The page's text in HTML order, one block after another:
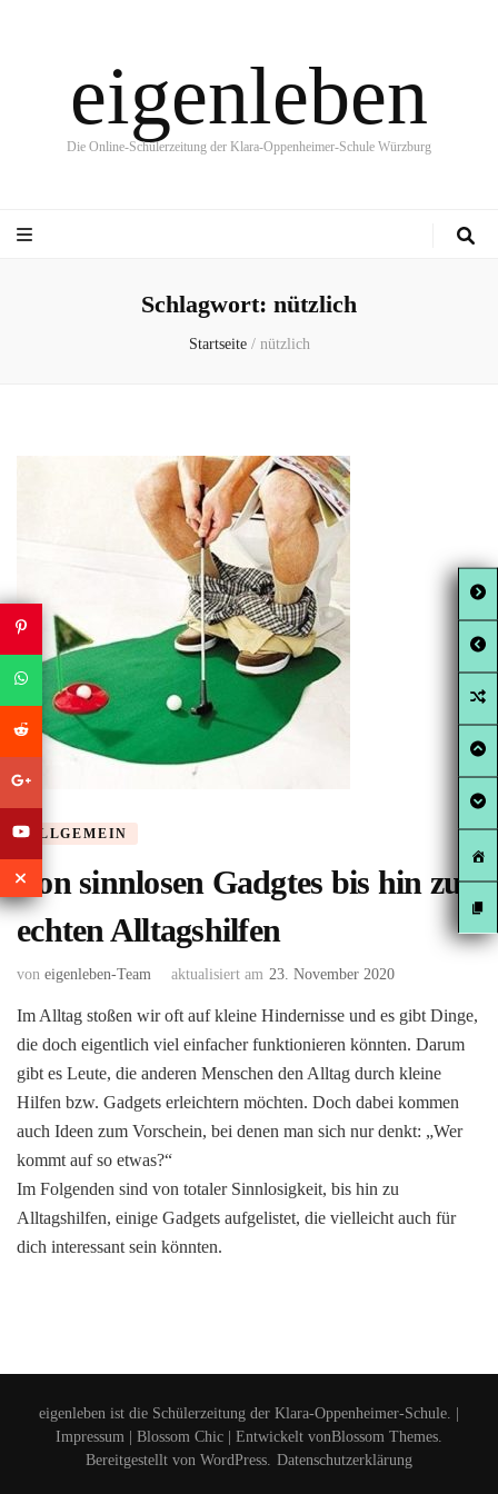
eigenleben
Die Online-Schülerzeitung der Klara-Oppenheimer-Schule Würzburg
Schlagwort: nützlich
Startseite / nützlich
ALLGEMEIN
Von sinnlosen Gadgtes bis hin zu
echten Alltagshilfen
von eigenleben-Team aktualisiert am 23. November 2020
Im Alltag stoßen wir oft auf kleine Hindernisse und es gibt Dinge,
die doch eigentlich viel einfacher funktionieren könnten. Darum
gibt es Leute, die anderen Menschen den Alltag durch kleine
Hilfen bzw. Gadgets erleichtern möchten. Doch dabei kommen
auch Ideen zum Vorschein, bei denen man sich nur denkt: „Wer
kommt auf so etwas?“
Im Folgenden sind von totaler Sinnlosigkeit, bis hin zu
Alltagshilfen, einige Gadgets aufgelistet, die vielleicht auch für
dich interessant sein könnten.
eigenleben ist die Schülerzeitung der Klara-Oppenheimer-Schule. |
Impressum | Blossom Chic | Entwickelt vonBlossom Themes
Bereitgestellt von WordPress Datenschutzerklärung